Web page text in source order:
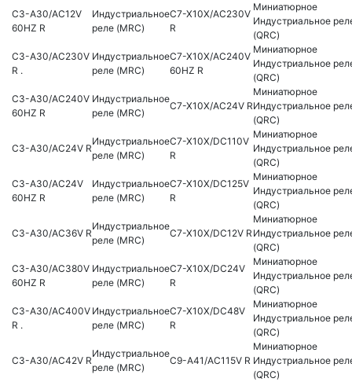
C3-A30/AC12V
60HZ R
Индустриальное
реле (MRC)
C7-X10X/AC230V
R
Миниатюрное
Индустриальное
(QRC)
C3-A30/AC230V
R .
Индустриальное
реле (MRC)
C7-X10X/AC240V
60HZ R
Миниатюрное
Индустриальное
(QRC)
C3-A30/AC240V
60HZ R
Индустриальное
реле (MRC)
C7-X10X/AC24V R
Миниатюрное
Индустриальное
(QRC)
C3-A30/AC24V R
Индустриальное
реле (MRC)
C7-X10X/DC110V
R
Миниатюрное
Индустриальное
(QRC)
C3-A30/AC24V
60HZ R
Индустриальное
реле (MRC)
C7-X10X/DC125V
R
Миниатюрное
Индустриальное
(QRC)
C3-A30/AC36V R
Индустриальное
реле (MRC)
C7-X10X/DC12V R
Миниатюрное
Индустриальное
(QRC)
C3-A30/AC380V
60HZ R
Индустриальное
реле (MRC)
C7-X10X/DC24V
R
Миниатюрное
Индустриальное
(QRC)
C3-A30/AC400V
R .
Индустриальное
реле (MRC)
C7-X10X/DC48V
R
Миниатюрное
Индустриальное
(QRC)
C3-A30/AC42V R
Индустриальное
реле (MRC)
C9-A41/AC115V R
Миниатюрное
Индустриальное
(QRC)